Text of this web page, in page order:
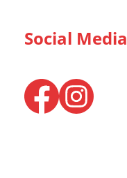
Social Media